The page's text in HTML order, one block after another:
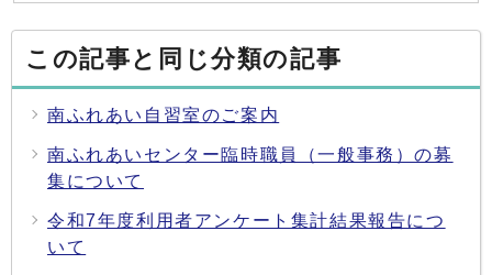
この記事と同じ分類の記事
南ふれあい自習室のご案内
南ふれあいセンター臨時職員（一般事務）の募
集について
令和7年度利用者アンケート集計結果報告につ
いて